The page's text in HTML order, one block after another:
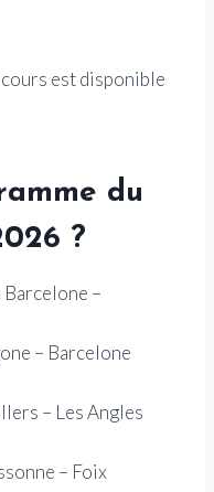
est disponible
du
?
Barcelone –
– Barcelone
– Les Angles
– Foix